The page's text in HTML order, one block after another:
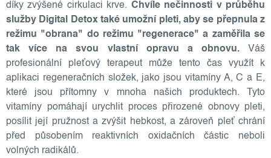
díky zvýšené cirkulaci krve. Chvíle nečinnosti v průběhu
služby Digital Detox také umožní pleti, aby se přepnula z
režimu "obrana" do režimu "regenerace" a zaměřila se
tak více na svou vlastní opravu
a obnovu.Váš
profesionální pleťový terapeut může tento čas využít k
aplikaci regeneračních složek, jako jsou vitamíny A, C a E,
které jsou přítomny v mnoha našich produktech. Tyto
vitamíny pomáhají urychlit proces přirozené obnovy pleti,
posílit její pružnost a zvýšit hebkost, a zároveň pleť chrání
před působením reaktivních oxidačních částic neboli
volných radikálů.